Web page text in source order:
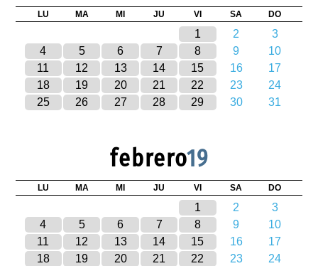
LU MA MI JU VI SA DO
1 2
3
4
5 6 7 8 9
10
11
12 13 14 15 16
17
18
19 20 21 22 23
24
25
26 27 28 29 30 31
febrero19
LU MA MI JU VI SA DO
1 2
3
4
5 6 7 8 9
10
11
12 13 14 15 16
17
18
19 20 21 22 23
24